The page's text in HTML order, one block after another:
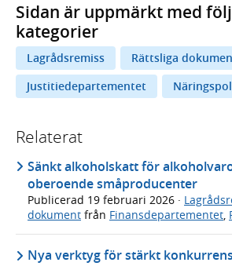
Sidan är uppmärkt med
kategorier
Lagrådsremiss
Rättsliga
Justitiedepartementet
Relaterat
Sänkt alkoholskatt för
oberoende småproducenter
Publicerad 19 februari 2026 ·
dokument från Finansdepartementet,
Nya verktyg för stärkt